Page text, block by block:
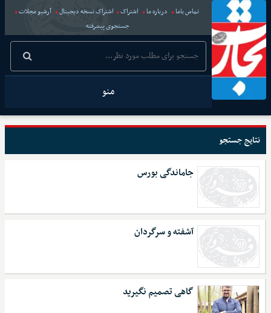
تماس باما درباره ما اشتراک اشتراک نسخه دیجیتال
آرشیو مجلات
جستجوی پیشرفته
منو
نتایج جستجو
جاماندگی بورس
آشفته و سرگردان
گاهی تصمیم نگیرید